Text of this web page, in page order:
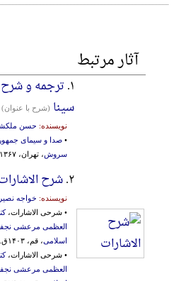
آثار مرتبط
۱. ترجمه و شرح
سینا (شرح با عنوان)
نویسنده: حسن
• صدا و سیمای
سروش، تهران، ۱۳۶۷ش.، 2 جلد
۲. شرح
نویسنده: خواجه
• شرحی الاشارات،
العظمی مرعشی
اسلامی، قم، ۱۴۰۳ق.، 2 جلد
• شرحی الاشارات،
العظمی مرعشی